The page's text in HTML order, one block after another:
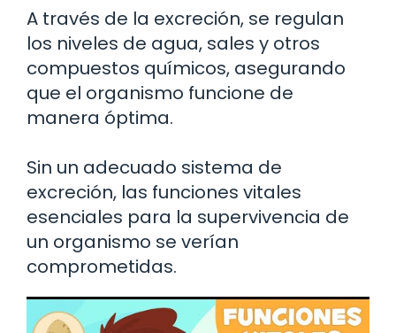
A través de la excreción, se regulan
los niveles de agua, sales y otros
compuestos químicos, asegurando
que el organismo funcione de
manera óptima.
Sin un adecuado sistema de
excreción, las funciones vitales
esenciales para la supervivencia de
un organismo se verían
comprometidas.